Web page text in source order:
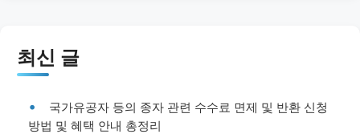
최신 글
국가유공자 등의 종자 관련 수수료 면제 및 반환 신청
방법 및 혜택 안내 총정리